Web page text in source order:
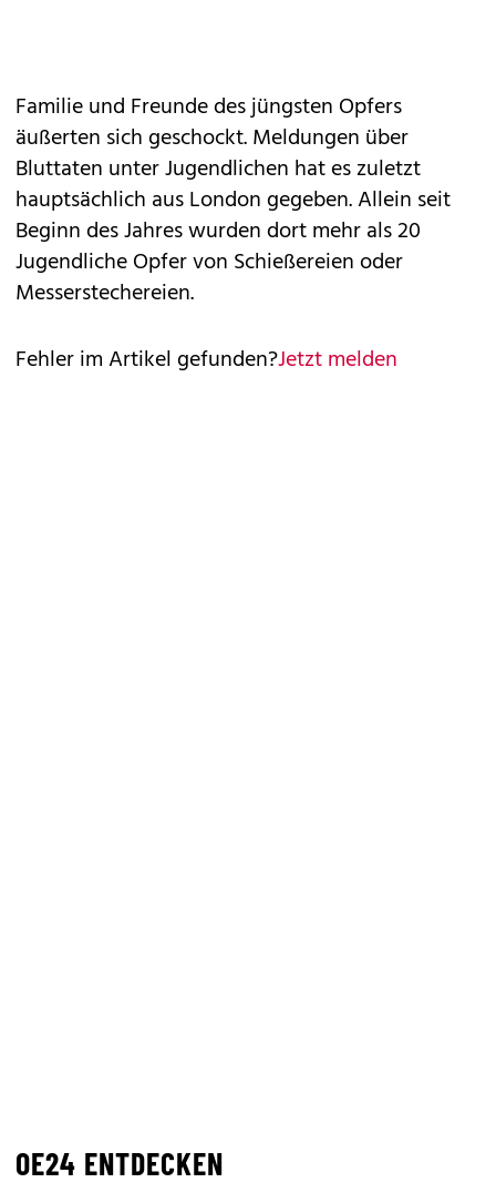
Familie und Freunde des jüngsten Opfers
äußerten sich geschockt. Meldungen über
Bluttaten unter Jugendlichen hat es zuletzt
hauptsächlich aus London gegeben. Allein seit
Beginn des Jahres wurden dort mehr als 20
Jugendliche Opfer von Schießereien oder
Messerstechereien.
Fehler im Artikel gefunden?Jetzt melden
OE24 ENTDECKEN